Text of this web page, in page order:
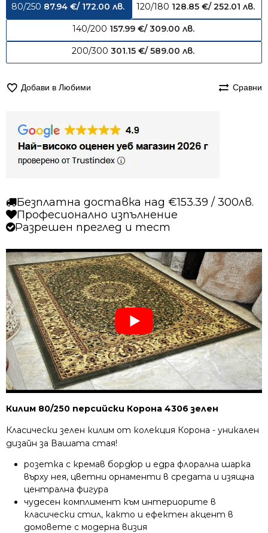
80/250 87.94 €/ 172.00 лв. 120/180 128.85€/ 252.01 лв.
140/200 157.99 €/ 309.00 лв.
200/300 301.15 €/ 589.00 лв.
Добави в Любими Сравни
Безплатна доставка над €153.39 / 300лв.
Професионално изпълнение
Разрешен преглед и тест
Килим 80/250 персийски Корона 4306 зелен
Класически зелен килим от колекция Корона - уникален
дизайн за Вашата стая!
розетка с кремав бордюр и едра флорална шарка
върху нея, цветни орнаменти в средата и изящна
централна фигура
чудесен комплимент към интериорите в
класически стил, както и ефектен акцент в
домовете с модерна визия